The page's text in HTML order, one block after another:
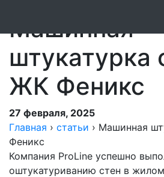
Машинная
штукатурка
ЖК Феникс
27 февраля, 2025
Главная › статьи › Машинная
Феникс
Компания ProLine успешно
оштукатуриванию стен в